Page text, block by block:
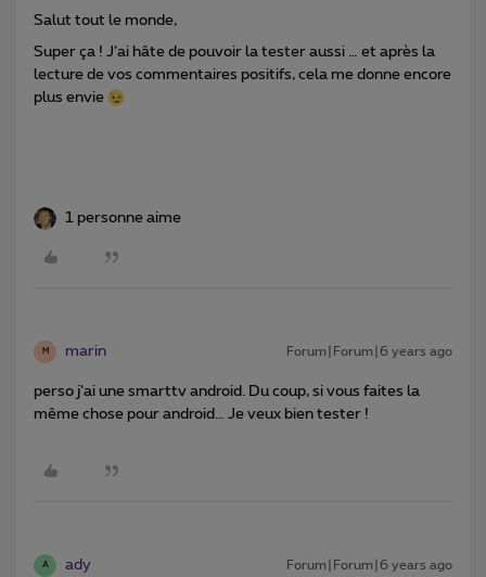
Salut tout le monde,
Super ça ! J’ai hâte de pouvoir la tester aussi … et après la
lecture de vos commentaires positifs, cela me donne encore
plus envie
1 personne aime
M marin Forum|Forum|6 years ago
perso j’ai une smarttv android. Du coup, si vous faites la
même chose pour android… Je veux bien tester !
A ady Forum|Forum|6 years ago